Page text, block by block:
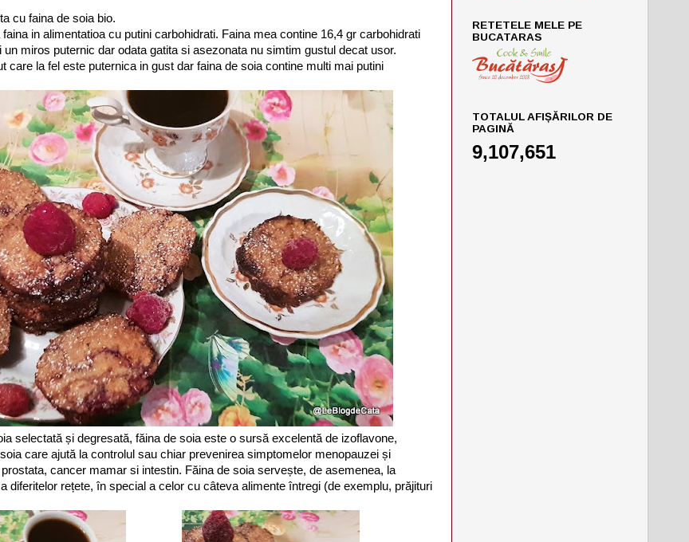
cu faina de soia bio.
in alimentatioa cu putini carbohidrati. Faina mea contine 16,4 gr carbohidrati
un miros puternic dar odata gatita si asezonata nu simtim gustul decat usor.
care la fel este puternica in gust dar faina de soia contine multi mai putini
selectată și degresată, făina de soia este o sursă excelentă de izoflavone,
care ajută la controlul sau chiar prevenirea simptomelor menopauzei și
cancer mamar si intestin. Făina de soia servește, de asemenea, la
diferitelor rețete, în special a celor cu câteva alimente întregi (de exemplu, prăjituri
RETETELE MELE PE
BUCATARAS
TOTALUL AFIȘĂRILOR DE
PAGINĂ
9,107,651